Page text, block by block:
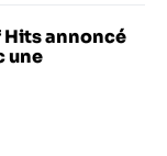
Hits annoncé
une